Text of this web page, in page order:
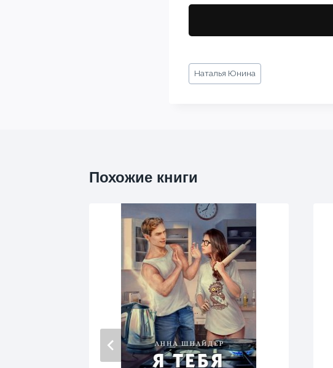
Метки
записи:
Наталья Юнина
Похожие книги